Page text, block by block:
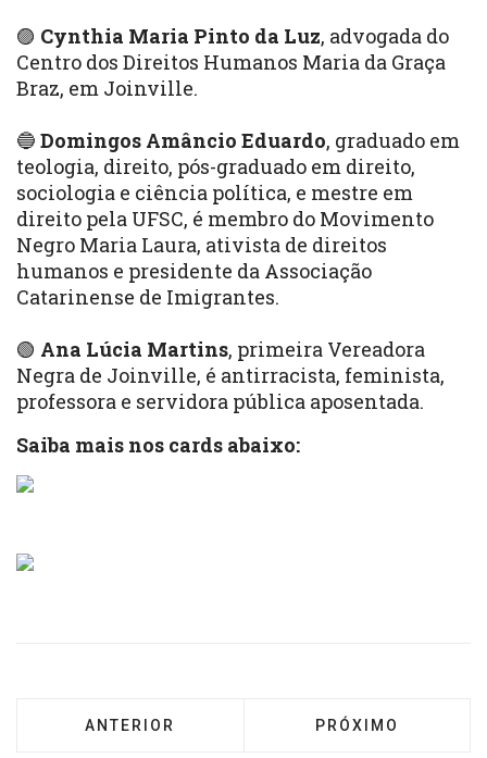
🟣 Cynthia Maria Pinto da Luz, advogada do
Centro dos Direitos Humanos Maria da Graça
Braz, em Joinville.
🔵 Domingos Amâncio Eduardo, graduado em
teologia, direito, pós-graduado em direito,
sociologia e ciência política, e mestre em
direito pela UFSC, é membro do Movimento
Negro Maria Laura, ativista de direitos
humanos e presidente da Associação
Catarinense de Imigrantes.
🟢 Ana Lúcia Martins, primeira Vereadora
Negra de Joinville, é antirracista, feminista,
professora e servidora pública aposentada.
Saiba mais nos cards abaixo:
ARTIGO ANTERIOR: CASO BRUNO E DOM:
ANTERIOR PRÓXIMO ARTIGO:
PRÓXIMO